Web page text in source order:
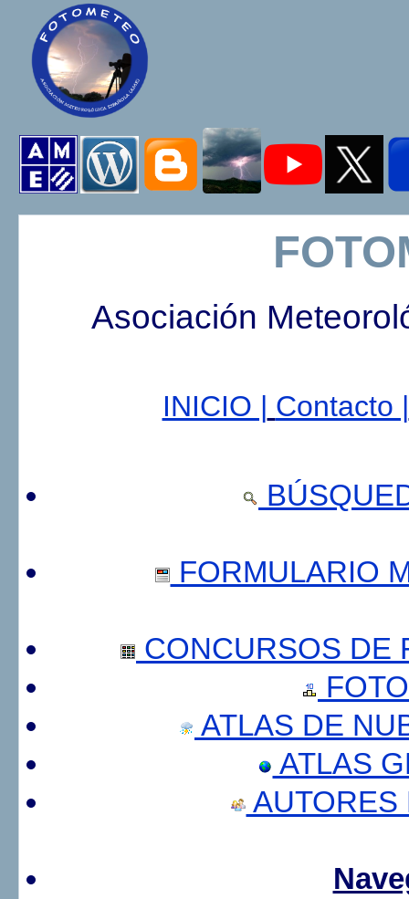
Asociación
INICIO | Contacto |
FORMULARIO
CONCURSOS DE
ATLAS DE
ATLAS
AUTORES